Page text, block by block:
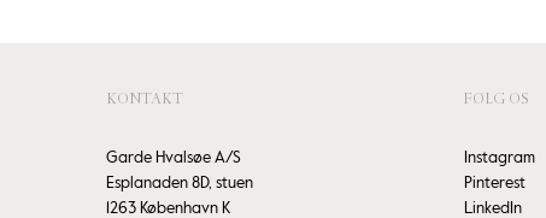
KONTAKT
Garde Hvalsøe A/S
Esplanaden 8D, stuen
1263 København K
FØLG OS
Instagram
Pinterest
LinkedIn